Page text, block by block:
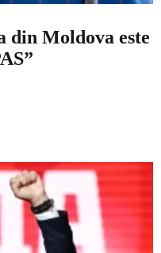
din Moldova este